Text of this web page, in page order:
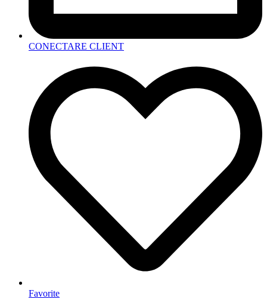
CONECTARE CLIENT
Favorite